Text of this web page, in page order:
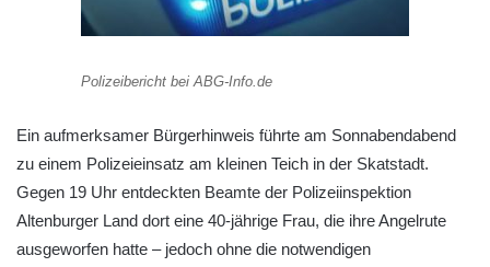
Polizeibericht bei ABG-Info.de
Ein aufmerksamer Bürgerhinweis führte am Sonnabendabend
zu einem Polizeieinsatz am kleinen Teich in der Skatstadt.
Gegen 19 Uhr entdeckten Beamte der Polizeiinspektion
Altenburger Land dort eine 40-jährige Frau, die ihre Angelrute
ausgeworfen hatte – jedoch ohne die notwendigen